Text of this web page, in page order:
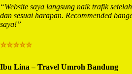
“Website saya langsung naik trafik
dan sesuai harapan. Recommended
saya!”
⭐⭐⭐⭐⭐
Ibu Lina – Travel Umroh Bandung